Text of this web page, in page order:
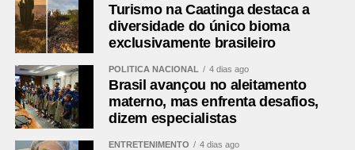
Turismo na Caatinga destaca a
diversidade do único bioma
exclusivamente brasileiro
POLÍTICA NACIONAL 4 dias ago
Brasil avançou no aleitamento
materno, mas enfrenta desafios,
dizem especialistas
ENTRETENIMENTO 4 dias ago